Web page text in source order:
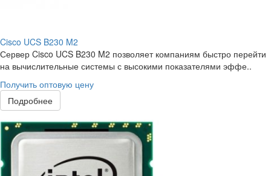
Cisco UCS B230 M2
Сервер Cisco UCS B230 M2 позволяет компаниям быстро перейти
на вычислительные системы с высокими показателями эффе..
Получить оптовую цену
Подробнее